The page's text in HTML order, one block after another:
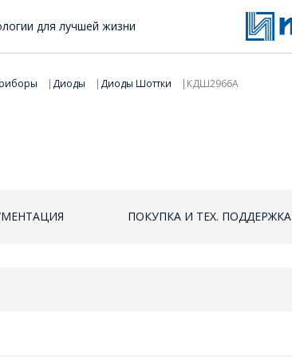
для лучшей жизни
Диоды Диоды Шоттки КДШ2966А
ПОКУПКА И ТЕХ. ПОДДЕРЖКА